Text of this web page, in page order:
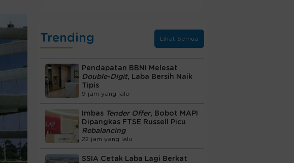
Trending Lihat Semua
Pendapatan BBNI Melesat
Double-Digit, Laba Bersih Naik
Tipis
9 jam yang lalu
Imbas Tender Offer, Bobot MAPI
Dipangkas FTSE Russell Picu
Rebalancing
22 jam yang lalu
SSIA Cetak Laba Lagi Berkat